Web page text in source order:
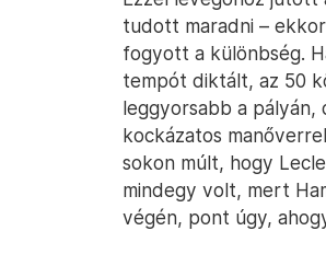
tudott maradni –
fogyott a különbség.
tempót diktált, az 50
leggyorsabb a
kockázatos
sokon múlt, hogy
mindegy volt, mert
végén, pont úgy,